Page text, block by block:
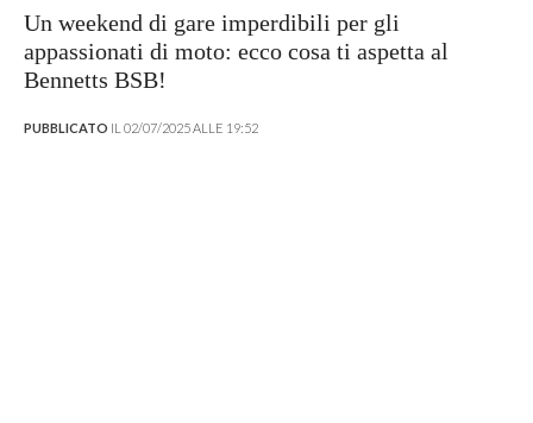
Un weekend di gare imperdibili per gli
appassionati di moto: ecco cosa ti aspetta al
Bennetts BSB!
PUBBLICATO IL 02/07/2025 ALLE 19:52